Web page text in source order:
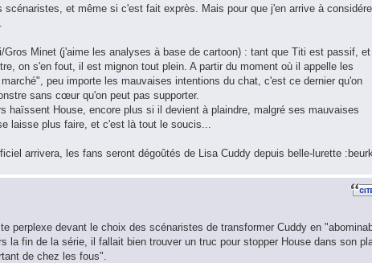
et même si c'est fait exprès. Mais pour que j'en arrive à
Minet (j'aime les analyses à base de cartoon) : tant que Titi est passif, et
on s'en fout, il est mignon tout plein. A partir du moment où il appelle les
peu importe les mauvaises intentions du chat, c'est ce dernier qu'on
sans cœur qu'on peut pas supporter.
haïssent House, encore plus si il devient à plaindre, malgré ses mauvaises
laisse plus faire, et c'est là tout le soucis...
arrivera, les fans seront dégoûtés de Lisa Cuddy depuis belle-lurette
perplexe devant le choix des scénaristes de transformer Cuddy en
la fin de la série, il fallait bien trouver un truc pour stopper House dans son
de chez les fous".